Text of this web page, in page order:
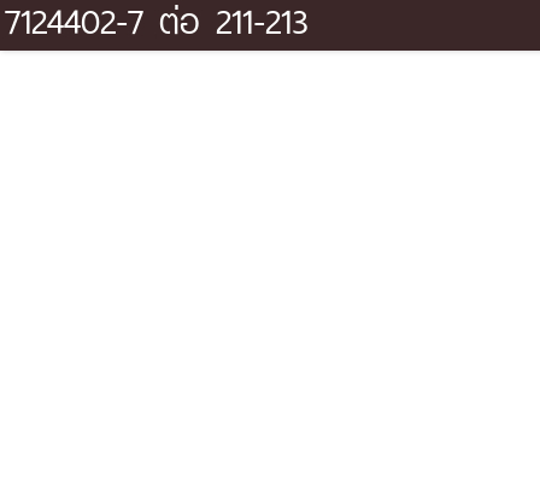
7124402-7 ต่อ 211-213